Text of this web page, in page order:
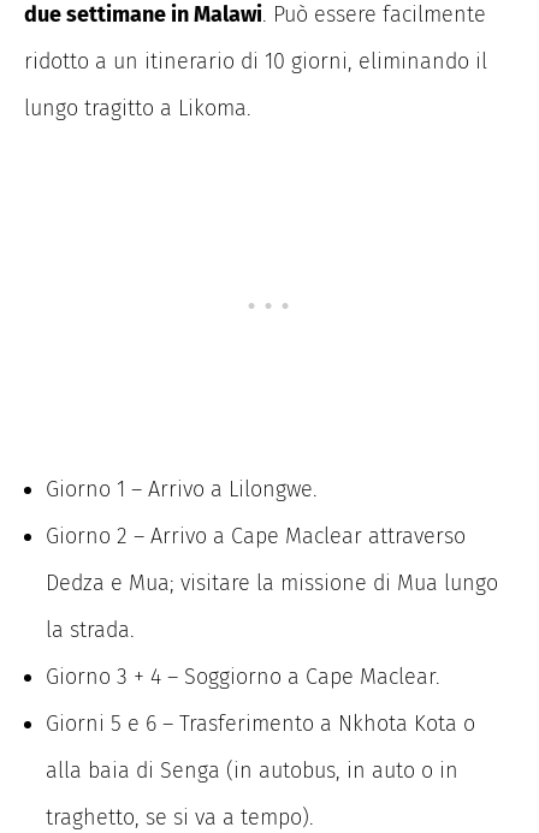
due settimane in Malawi. Può essere facilmente
ridotto a un itinerario di 10 giorni, eliminando il
lungo tragitto a Likoma.
Giorno 1 – Arrivo a Lilongwe.
Giorno 2 – Arrivo a Cape Maclear attraverso
Dedza e Mua; visitare la missione di Mua lungo
la strada.
Giorno 3 + 4 – Soggiorno a Cape Maclear.
Giorni 5 e 6 – Trasferimento a Nkhota Kota o
alla baia di Senga (in autobus, in auto o in
traghetto, se si va a tempo).